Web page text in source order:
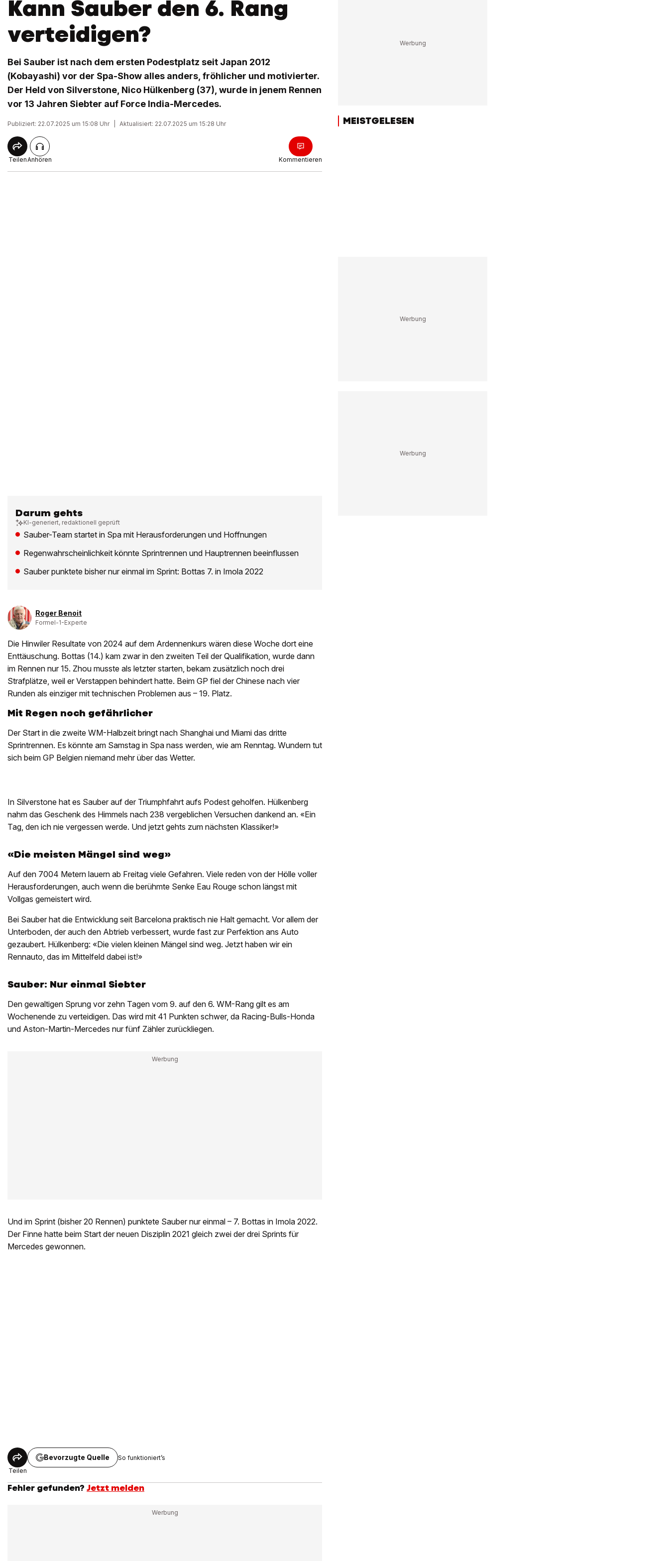
Kann Sauber den 6. Rang
verteidigen?
Bei Sauber ist nach dem ersten Podestplatz seit Japan 2012
(Kobayashi) vor der Spa-Show alles anders, fröhlicher und motivierter.
Der Held von Silverstone, Nico Hülkenberg (37), wurde in jenem Rennen
vor 13 Jahren Siebter auf Force India-Mercedes.
Publiziert: 22.07.2025 um 15:08 Uhr Aktualisiert: 22.07.2025 um 15:28 Uhr
TeilenAnhören Kommentieren
Darum gehts
KI-generiert, redaktionell geprüft
Sauber-Team startet in Spa mit Herausforderungen und Hoffnungen
Regenwahrscheinlichkeit könnte Sprintrennen und Hauptrennen beeinflussen
Sauber punktete bisher nur einmal im Sprint: Bottas 7. in Imola 2022
Roger Benoit
Formel-1-Experte
Die Hinwiler Resultate von 2024 auf dem Ardennenkurs wären diese Woche dort eine
Enttäuschung. Bottas (14.) kam zwar in den zweiten Teil der Qualifikation, wurde dann
im Rennen nur 15. Zhou musste als letzter starten, bekam zusätzlich noch drei
Strafplätze, weil er Verstappen behindert hatte. Beim GP fiel der Chinese nach vier
Runden als einziger mit technischen Problemen aus – 19. Platz.
Mit Regen noch gefährlicher
Der Start in die zweite WM-Halbzeit bringt nach Shanghai und Miami das dritte
Sprintrennen. Es könnte am Samstag in Spa nass werden, wie am Renntag. Wundern tut
sich beim GP Belgien niemand mehr über das Wetter.
In Silverstone hat es Sauber auf der Triumphfahrt aufs Podest geholfen. Hülkenberg
nahm das Geschenk des Himmels nach 238 vergeblichen Versuchen dankend an. «Ein
Tag, den ich nie vergessen werde. Und jetzt gehts zum nächsten Klassiker!»
«Die meisten Mängel sind weg»
Auf den 7004 Metern lauern ab Freitag viele Gefahren. Viele reden von der Hölle voller
Herausforderungen, auch wenn die berühmte Senke Eau Rouge schon längst mit
Vollgas gemeistert wird.
Bei Sauber hat die Entwicklung seit Barcelona praktisch nie Halt gemacht. Vor allem der
Unterboden, der auch den Abtrieb verbessert, wurde fast zur Perfektion ans Auto
gezaubert. Hülkenberg: «Die vielen kleinen Mängel sind weg. Jetzt haben wir ein
Rennauto, das im Mittelfeld dabei ist!»
Sauber: Nur einmal Siebter
Den gewaltigen Sprung vor zehn Tagen vom 9. auf den 6. WM-Rang gilt es am
Wochenende zu verteidigen. Das wird mit 41 Punkten schwer, da Racing-Bulls-Honda
und Aston-Martin-Mercedes nur fünf Zähler zurückliegen.
Und im Sprint (bisher 20 Rennen) punktete Sauber nur einmal – 7. Bottas in Imola 2022.
Der Finne hatte beim Start der neuen Disziplin 2021 gleich zwei der drei Sprints für
Mercedes gewonnen.
Teilen
Bevorzugte Quelle So funktioniert’s
Fehler gefunden? Jetzt melden
MEISTGELESEN